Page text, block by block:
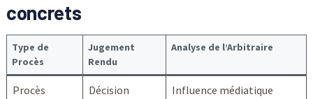
concrets
Type de
Procès
Jugement
Rendu
Analyse de l’Arbitraire
Procès
Décision
Influence médiatique